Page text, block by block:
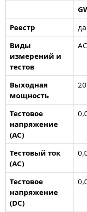
Реестр
да
Виды
измерений и
тестов
Выходная
мощность
Тестовое
напряжение
(AC)
Тестовый ток
(AC)
Тестовое
напряжение
(DC)